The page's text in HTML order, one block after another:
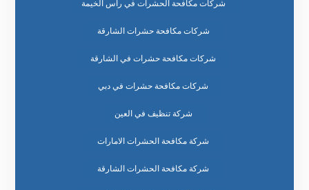
شركات مكافحة الحشرات في راس الخيمة
شركات مكافحة حشرات الشارقة
شركات مكافحة حشرات في الشارقة
شركات مكافحة حشرات في دبي
شركة تنظيف في العين
شركة مكافحة الحشرات الامارات
شركة مكافحة الحشرات الشارقة